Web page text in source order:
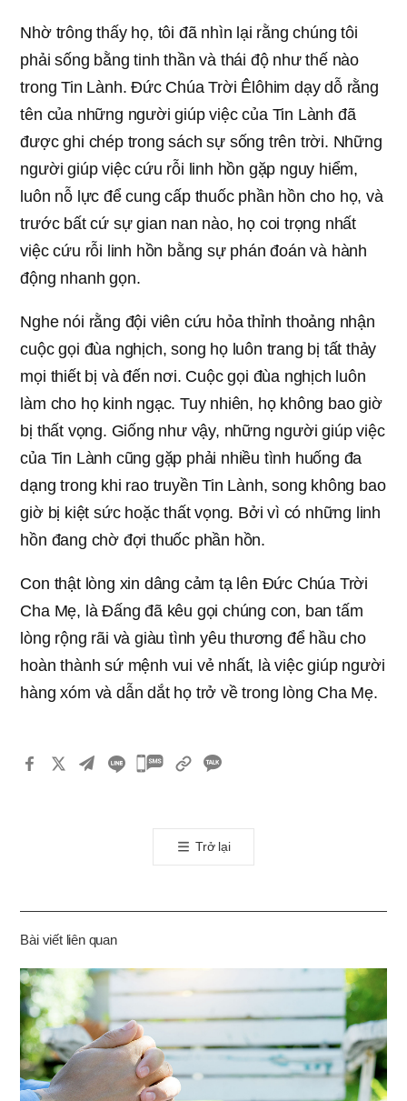
Nhờ trông thấy họ, tôi đã nhìn lại rằng chúng tôi
phải sống bằng tinh thần và thái độ như thế nào
trong Tin Lành. Đức Chúa Trời Êlôhim dạy dỗ rằng
tên của những người giúp việc của Tin Lành đã
được ghi chép trong sách sự sống trên trời. Những
người giúp việc cứu rỗi linh hồn gặp nguy hiểm,
luôn nỗ lực để cung cấp thuốc phần hồn cho họ, và
trước bất cứ sự gian nan nào, họ coi trọng nhất
việc cứu rỗi linh hồn bằng sự phán đoán và hành
động nhanh gọn.
Nghe nói rằng đội viên cứu hỏa thỉnh thoảng nhận
cuộc gọi đùa nghịch, song họ luôn trang bị tất thảy
mọi thiết bị và đến nơi. Cuộc gọi đùa nghịch luôn
làm cho họ kinh ngạc. Tuy nhiên, họ không bao giờ
bị thất vọng. Giống như vậy, những người giúp việc
của Tin Lành cũng gặp phải nhiều tình huống đa
dạng trong khi rao truyền Tin Lành, song không bao
giờ bị kiệt sức hoặc thất vọng. Bởi vì có những linh
hồn đang chờ đợi thuốc phần hồn.
Con thật lòng xin dâng cảm tạ lên Đức Chúa Trời
Cha Mẹ, là Đấng đã kêu gọi chúng con, ban tấm
lòng rộng rãi và giàu tình yêu thương để hầu cho
hoàn thành sứ mệnh vui vẻ nhất, là việc giúp người
hàng xóm và dẫn dắt họ trở về trong lòng Cha Mẹ.
카
톡
공
기
Trở lại
Bài viết liên quan